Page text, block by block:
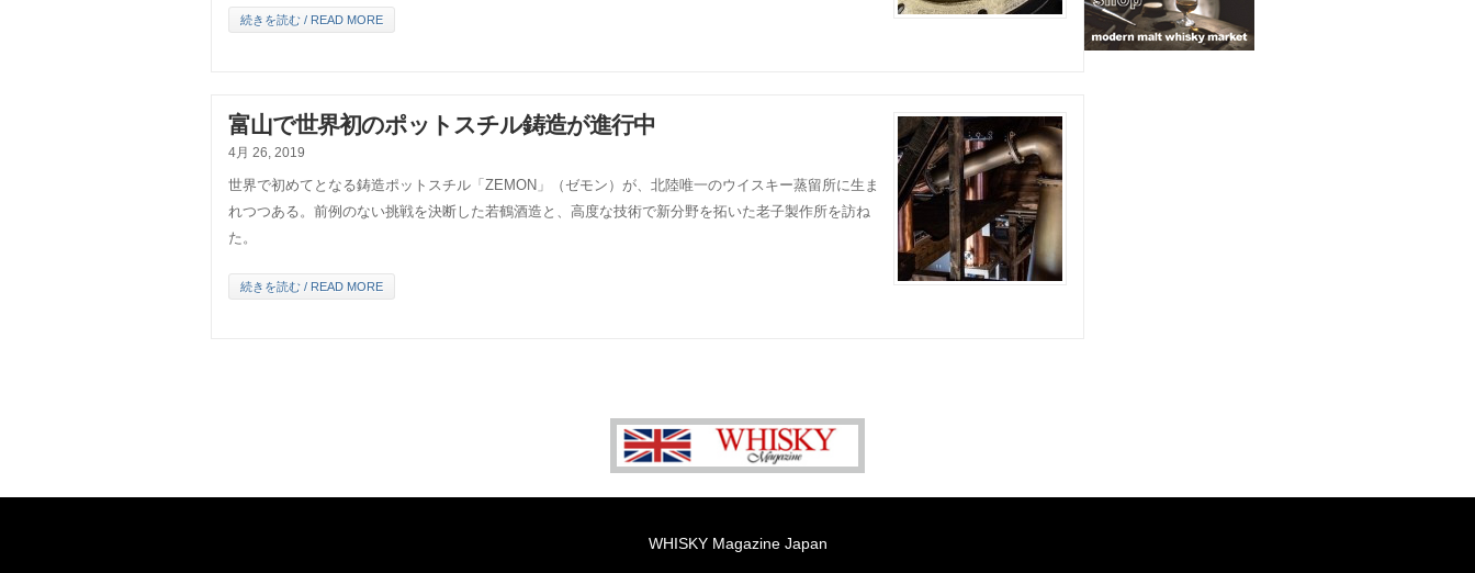
続きを読む / READ MORE
富山で世界初のポットスチル鋳造が進行中
4月 26, 2019
世界で初めてとなる鋳造ポットスチル「ZEMON」（ゼモン）が、北陸唯一のウイスキー蒸留所に生ま
れつつある。前例のない挑戦を決断した若鶴酒造と、高度な技術で新分野を拓いた老子製作所を訪ね
た。
続きを読む / READ MORE
WHISKY Magazine Japan